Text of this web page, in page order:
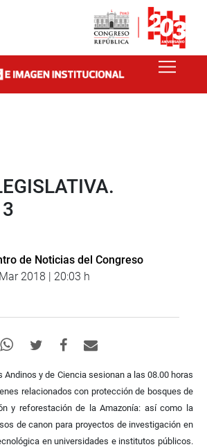
de Noticias del Congreso
2018 | 20:03 h
Andinos y de Ciencia sesionan a las 08.00 horas
relacionados con protección de bosques de
y reforestación de la Amazonía: así como la
de canon para proyectos de investigación en
en universidades e institutos públicos.